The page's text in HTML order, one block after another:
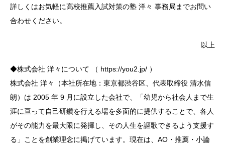
詳しくはお気軽に高校推薦入試対策の塾 洋々 事務局までお問い
合わせください。
以上
◆株式会社 洋々について （ https://you2.jp/ ）
株式会社 洋々（本社所在地：東京都渋谷区、代表取締役 清水信
朗）は 2005 年 9 月に設立した会社で、「幼児から社会人まで生
涯に亘って自己研鑽を行える場を多面的に提供することで、各人
がその能力を最大限に発揮し、その人生を謳歌できるよう支援す
る」ことを創業理念に掲げています。現在は、AO・推薦・小論